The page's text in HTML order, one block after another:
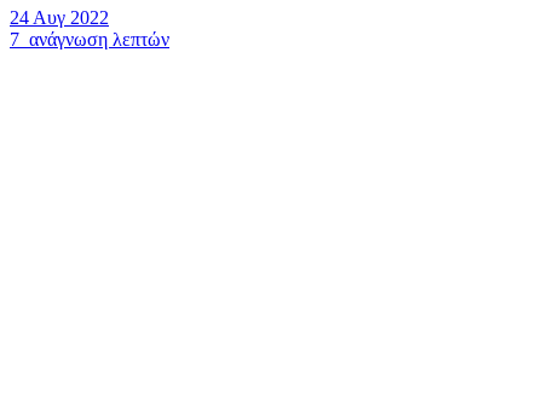
24 Αυγ 2022
7 ανάγνωση λεπτών